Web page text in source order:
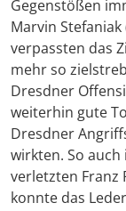
Gegenstößen
Marvin
verpassten das
mehr so
Dresdner
weiterhin gute
Dresdner
wirkten. So
verletzten Franz
konnte das